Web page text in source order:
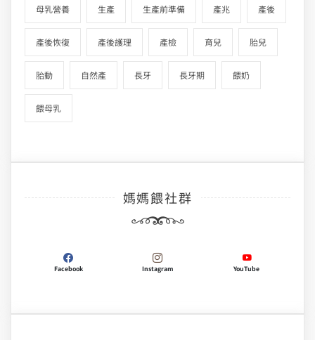
母乳營養 生產 生產前準備 產兆 產後
產後恢復 產後護理 產檢 育兒 胎兒
胎動 自然產 長牙 長牙期 餵奶
餵母乳
媽媽餵社群
Facebook Instagram YouTube